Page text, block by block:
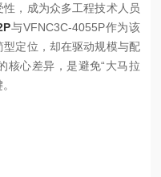
，成为众多工程技术人员
与VFNC3C-4055P作为该
定位，却在驱动规模与配
核心差异，是避免“大马拉